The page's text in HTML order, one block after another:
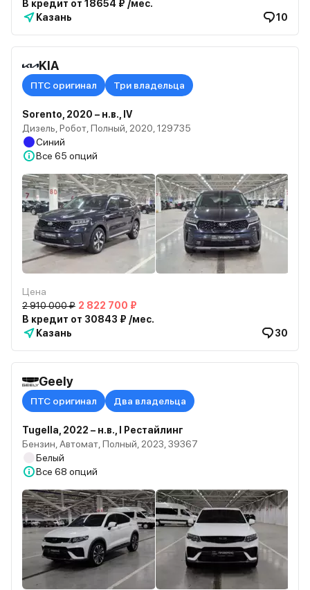
В кредит от 18654 ₽ /мес.
Казань
10
KIA
ПТС оригинал Три владельца
Sorento, 2020 – н.в., IV
Дизель, Робот, Полный, 2020, 129735
Синий
Все 65 опций
Цена
2 910 000 ₽ 2 822 700 ₽
В кредит от 30843 ₽ /мес.
Казань
30
Geely
ПТС оригинал Два владельца
Tugella, 2022 – н.в., I Рестайлинг
Бензин, Автомат, Полный, 2023, 39367
Белый
Все 68 опций